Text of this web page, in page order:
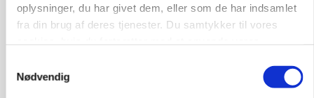
oplysninger, du har givet dem, eller som de har indsamlet
fra din brug af deres tjenester. Du samtykker til vores
Nødvendig
KVÆG